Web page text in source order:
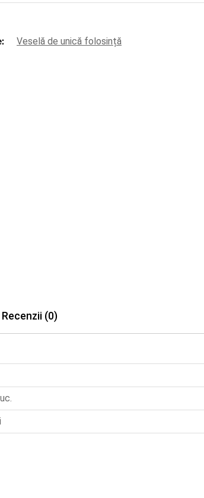
Veselă de unică folosință
Recenzii (0)